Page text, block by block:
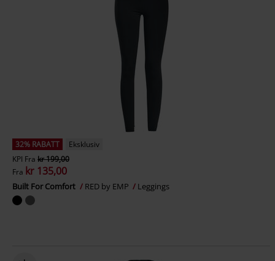
32% RABATT
Eksklusiv
KPI Fra kr 199,00
Fra kr 135,00
Built For Comfort RED by EMP Leggings